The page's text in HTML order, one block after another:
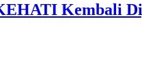
Kembali